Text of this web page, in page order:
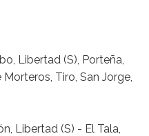
Libertad (S), Porteña,
Morteros, Tiro, San Jorge,
Libertad (S) - El Tala,